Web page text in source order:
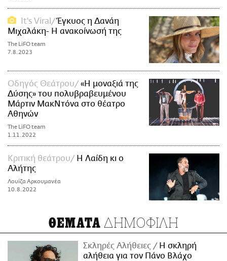
It's Viral
Έγκυος η Δανάη
Μιχαλάκη- Η ανακοίνωσή της
The LiFO team
7.8.2023
Οδηγός Θεάτρου
«Η μοναξιά της
Δύσης» του πολυβραβευμένου
Μάρτιν ΜακΝτόνα στο θέατρο
Αθηνών
The LiFO team
1.11.2022
Kριτική θεάτρου
Η Λαίδη κι ο
Αλήτης
Λουίζα Αρκουμανέα
10.8.2022
ΘΕΜΑΤΑ ΔΗΜΟΦΙΛΗ
Σκληρές Αλήθειες
H σκληρή
αλήθεια για τον Πάνο Βλάχο